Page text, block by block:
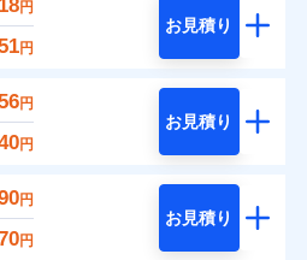
円
円
お見積り
円
円
お見積り
円
円
お見積り